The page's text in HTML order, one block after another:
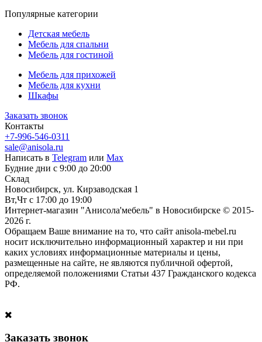
Популярные категории
Детская мебель
Мебель для спальни
Мебель для гостиной
Мебель для прихожей
Мебель для кухни
Шкафы
Заказать звонок
Контакты
+7-996-546-0311
sale@anisola.ru
Написать в Telegram или Max
Будние дни с 9:00 до 20:00
Склад
Новосибирск, ул. Кирзаводская 1
Вт,Чт с 17:00 до 19:00
Интернет-магазин "Анисола'мебель" в Новосибирске © 2015-
2026 г.
Обращаем Ваше внимание на то, что сайт anisola-mebel.ru
носит исключительно информационный характер и ни при
каких условиях информационные материалы и цены,
размещенные на сайте, не являются публичной офертой,
определяемой положениями Статьи 437 Гражданского кодекса
РФ.
Заказать звонок